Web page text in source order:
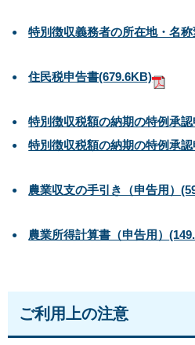
特別徴収義務者の所在地・名
住民税申告書(679.6KB)
特別徴収税額の納期の特例承
特別徴収税額の納期の特例承
農業収支の手引き（申告用）
農業所得計算書（申告用）
ご利用上の注意